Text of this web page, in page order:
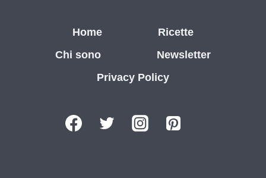
Home
Ricette
Chi sono
Newsletter
Privacy Policy